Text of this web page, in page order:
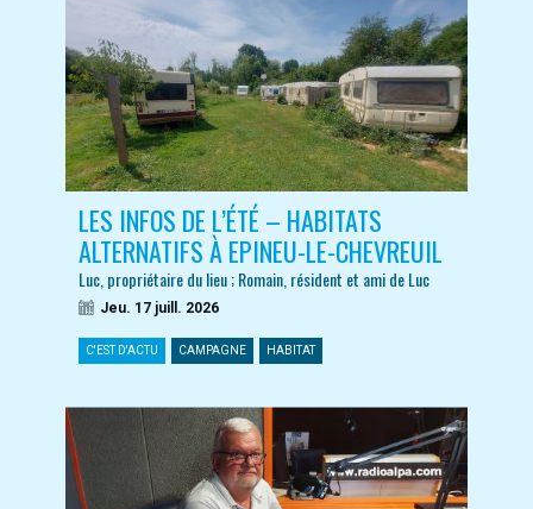
LES INFOS DE L’ÉTÉ – HABITATS
ALTERNATIFS À EPINEU-LE-CHEVREUIL
Luc, propriétaire du lieu ; Romain, résident et ami de Luc
Jeu. 17 juill. 2026
C'EST D'ACTU CAMPAGNE HABITAT